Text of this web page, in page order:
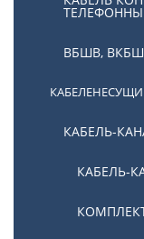
ВБШВ,
КАБЕЛЬ-
КАБЕЛЬ-